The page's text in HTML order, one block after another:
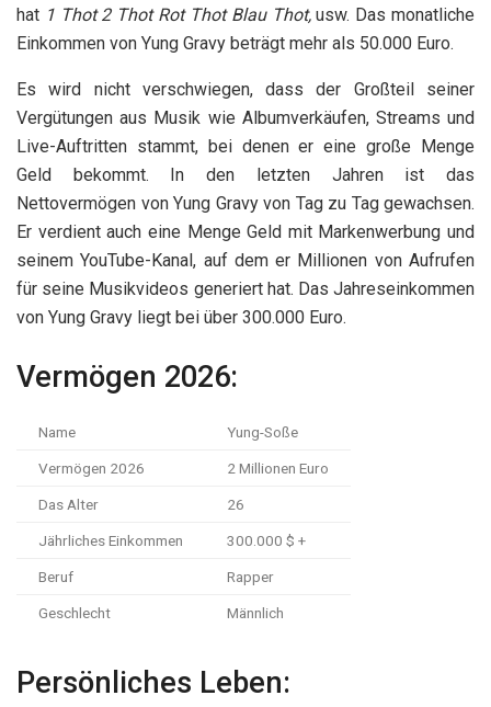
hat 1 Thot 2 Thot Rot Thot Blau Thot,usw. Das monatliche
Einkommen von Yung Gravy beträgt mehr als 50.000 Euro.
Es wird nicht verschwiegen, dass der Großteil seiner
Vergütungen aus Musik wie Albumverkäufen, Streams und
Live-Auftritten stammt, bei denen er eine große Menge
Geld bekommt. In den letzten Jahren ist das
Nettovermögen von Yung Gravy von Tag zu Tag gewachsen.
Er verdient auch eine Menge Geld mit Markenwerbung und
seinem YouTube-Kanal, auf dem er Millionen von Aufrufen
für seine Musikvideos generiert hat. Das Jahreseinkommen
von Yung Gravy liegt bei über 300.000 Euro.
Vermögen 2026:
Name Yung-Soße
Vermögen 2026 2 Millionen Euro
Das Alter 26
Jährliches Einkommen 300.000 $ +
Beruf Rapper
Geschlecht Männlich
Persönliches Leben: